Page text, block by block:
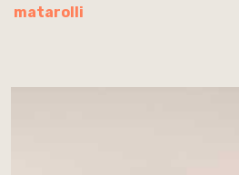
matarolli